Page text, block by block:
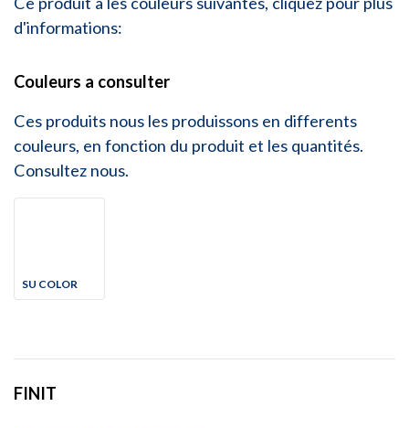
d'informations:
Couleurs a consulter
Ces produits nous les produissons en differents
couleurs, en fonction du produit et les quantités.
Consultez nous.
SU COLOR
FINIT